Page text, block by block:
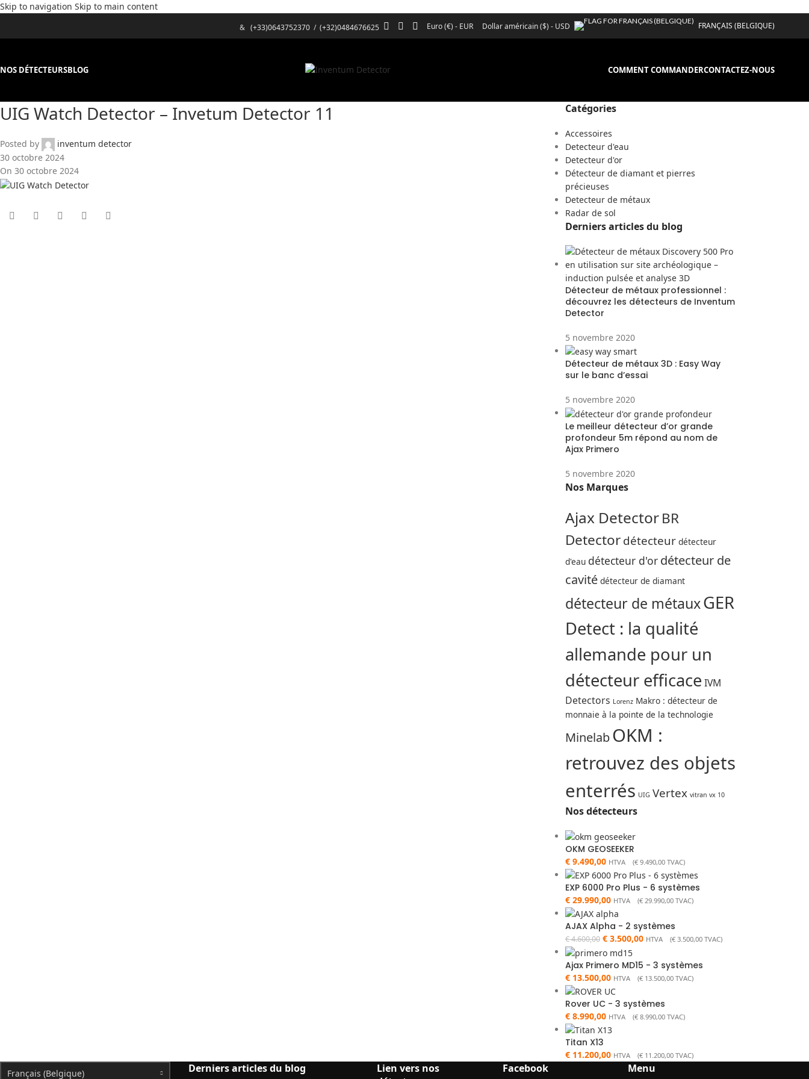
Skip to navigation Skip to main content
& (+33)0643752370/ (+32)0484676625 Euro (€) - EUR Dollar américain ($) - USD FRANÇAIS (BELGIQUE)
NOS DÉTECTEURSBLOG COMMENT COMMANDERCONTACTEZ-NOUS
UIG Watch Detector – Invetum Detector 11
Posted by
inventum detector
30 octobre 2024
On 30 octobre 2024
Catégories
Accessoires
Detecteur d'eau
Detecteur d'or
Détecteur de diamant et pierres
précieuses
Detecteur de métaux
Radar de sol
Derniers articles du blog
Détecteur de métaux professionnel :
découvrez les détecteurs de Inventum
Detector
5 novembre 2020
Détecteur de métaux 3D : Easy Way
sur le banc d’essai
5 novembre 2020
Le meilleur détecteur d’or grande
profondeur 5m répond au nom de
Ajax Primero
5 novembre 2020
Nos Marques
Ajax DetectorBR
Detectordétecteur détecteur
d'eau détecteur d'or détecteur de
cavité détecteur de diamant
détecteur de métauxGER
Detect : la qualité
allemande pour un
détecteur efficace IVM
Detectors Lorenz Makro : détecteur de
monnaie à la pointe de la technologie
MinelabOKM :
retrouvez des objets
enterrés UIG Vertex vitran vx 10
Nos détecteurs
OKM GEOSEEKER
€9.490,00 HTVA (€9.490,00TVAC)
EXP 6000 Pro Plus - 6 systèmes
€29.990,00 HTVA (€29.990,00TVAC)
AJAX Alpha - 2 systèmes
€4.600,00 €3.500,00 HTVA (€3.500,00TVAC)
Ajax Primero MD15 - 3 systèmes
€13.500,00 HTVA (€13.500,00TVAC)
Rover UC - 3 systèmes
€8.990,00 HTVA (€8.990,00TVAC)
Titan X13
€11.200,00 HTVA (€11.200,00TVAC)
Français (Belgique) Derniers articles du blog
Lien vers nos
Facebook Menu